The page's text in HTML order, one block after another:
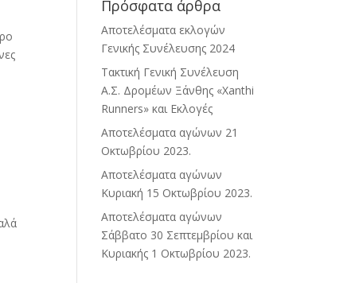
Πρόσφατα άρθρα
Αποτελέσματα εκλογών
Γενικής Συνέλευσης 2024
Τακτική Γενική Συνέλευση
Α.Σ. Δρομέων Ξάνθης «Xanthi
Runners» και Εκλογές
Αποτελέσματα αγώνων 21
Οκτωβρίου 2023.
Αποτελέσματα αγώνων
Κυριακή 15 Οκτωβρίου 2023.
Αποτελέσματα αγώνων
Σάββατο 30 Σεπτεμβρίου και
Κυριακής 1 Οκτωβρίου 2023.